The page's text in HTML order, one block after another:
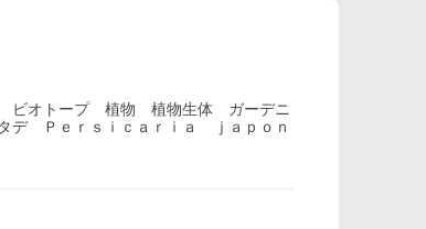
ビオトープ 植物 植物生体 ガーデニ
Ｐｅｒｓｉｃａｒｉａ ｊａｐｏｎ